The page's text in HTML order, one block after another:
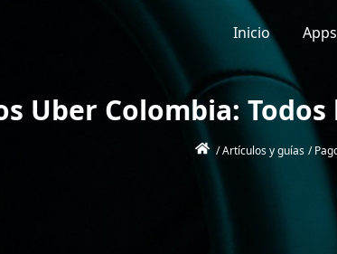
Inicio
Uber Colombia:
/ Artículos y guías /